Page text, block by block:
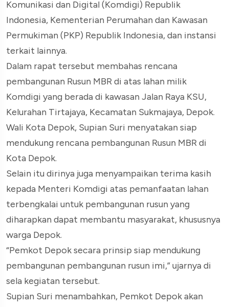
Komunikasi dan Digital (Komdigi) Republik
Indonesia, Kementerian Perumahan dan Kawasan
Permukiman (PKP) Republik Indonesia, dan instansi
terkait lainnya.
Dalam rapat tersebut membahas rencana
pembangunan Rusun MBR di atas lahan milik
Komdigi yang berada di kawasan Jalan Raya KSU,
Kelurahan Tirtajaya, Kecamatan Sukmajaya, Depok.
Wali Kota Depok, Supian Suri menyatakan siap
mendukung rencana pembangunan Rusun MBR di
Kota Depok.
Selain itu dirinya juga menyampaikan terima kasih
kepada Menteri Komdigi atas pemanfaatan lahan
terbengkalai untuk pembangunan rusun yang
diharapkan dapat membantu masyarakat, khususnya
warga Depok.
“Pemkot Depok secara prinsip siap mendukung
pembangunan pembangunan rusun imi,” ujarnya di
sela kegiatan tersebut.
Supian Suri menambahkan, Pemkot Depok akan